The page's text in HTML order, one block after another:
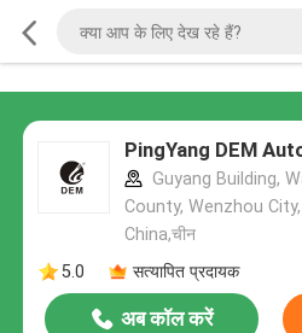
PingYang DEM
Guyang Building,
County, Wenzhou
China,चीन
5.0
सत्यापित प्रदायक
अब कॉल करें